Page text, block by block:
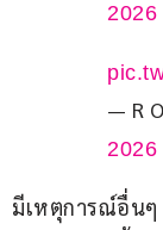
2026
— R
2026
มีเหตุการณ์อื่นๆ